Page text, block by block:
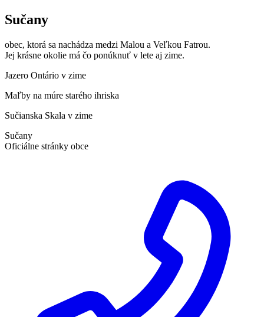
Sučany
obec, ktorá sa nachádza medzi Malou a Veľkou Fatrou.
Jej krásne okolie má čo ponúknuť v lete aj zime.
Jazero Ontário v zime
Maľby na múre starého ihriska
Sučianska Skala v zime
Sučany
Oficiálne stránky obce